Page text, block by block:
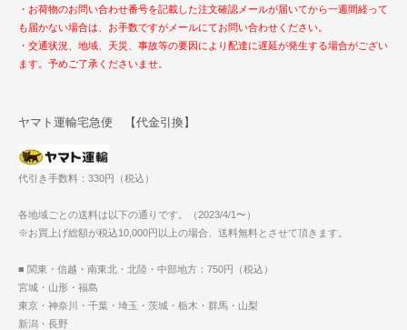
・お荷物のお問い合わせ番号を記載した注文確認メールが届いてから一週間経って
も届かない場合は、お手数ですがメールにてお問い合わせください。
・交通状況、地域、天災、事故等の要因により配達に遅延が発生する場合がござい
ます。予めご了承くださいませ。
ヤマト運輸宅急便 【代金引換】
代引き手数料：330円（税込）
各地域ごとの送料は以下の通りです。（2023/4/1〜）
※お買上げ総額が税込10,000円以上の場合、送料無料とさせて頂きます。
■ 関東・信越・南東北・北陸・中部地方：750円（税込）
宮城・山形・福島
東京・神奈川・千葉・埼玉・茨城・栃木・群馬・山梨
新潟・長野